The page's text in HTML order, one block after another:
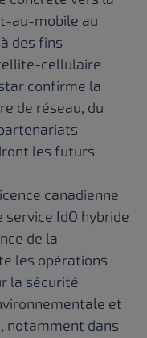
au-mobile au
des fins
cellulaire
confirme la
de réseau, du
les futurs
canadienne
service IdO hybride
de la
les opérations
la sécurité
et
notamment dans